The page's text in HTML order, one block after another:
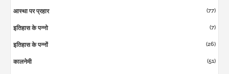
आस्था पर प्रहार (77)
इतिहास के पन्नो (7)
इतिहास के पन्नों (26)
कालनेमी (51)